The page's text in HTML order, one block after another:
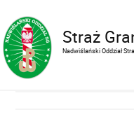
Straż
Nadwiślański Oddział